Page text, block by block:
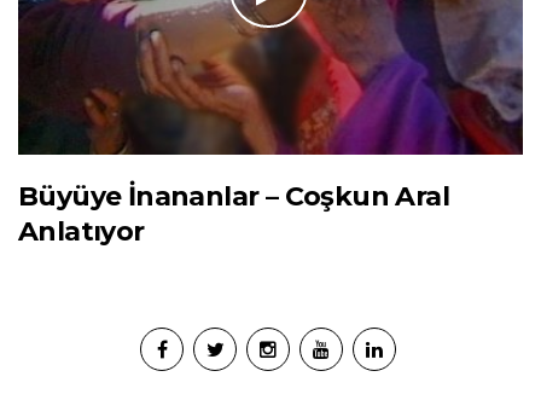
Büyüye İnananlar – Coşkun Aral
Anlatıyor